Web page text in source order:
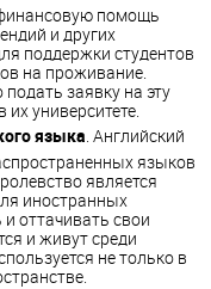
помощь
и других
поддержки студентов
на проживание.
заявку на эту
университете.
языка . Английский
языков
является
иностранных
оттачивать свои
и живут среди
не только в